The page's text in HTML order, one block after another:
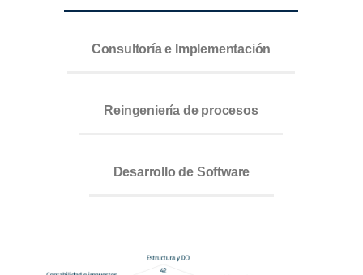
Consultoría e Implementación
Reingeniería de procesos
Desarrollo de Software